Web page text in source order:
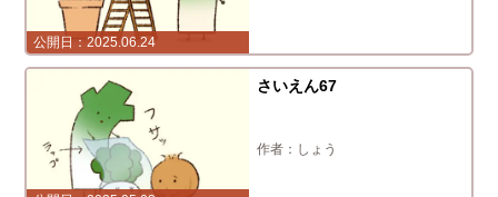
2025.06.24
さいえん67
しょう